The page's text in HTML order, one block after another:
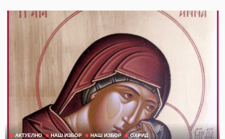
АКТУЕЛНО НАШ ИЗБОР НАШ ИЗБОР ОХРИД